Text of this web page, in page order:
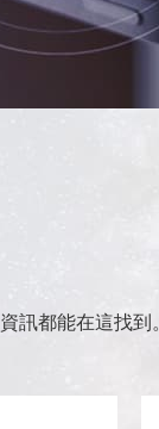
資訊都能在這找到。